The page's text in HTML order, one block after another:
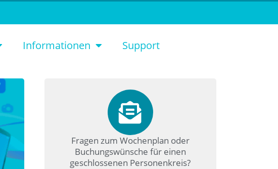
Informationen Support
Fragen zum Wochenplan oder
Buchungswünsche für einen
geschlossenen Personenkreis?